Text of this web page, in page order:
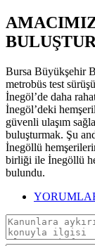
Bursa Büyükşehir
metrobüs test
İnegöl’de daha
İnegöl’deki
güvenli ulaşım
buluşturmak. Şu
İnegöllü
birliği ile İnegöllü
bulundu.